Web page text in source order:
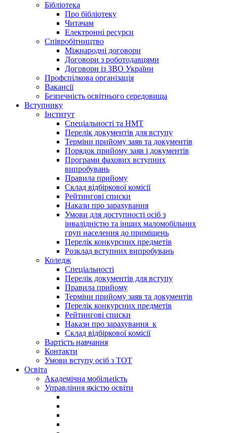
Бібліотека
Про бібліотеку
Читачам
Електронні ресурси
Співробітництво
Міжнародні договори
Договори з роботодавцями
Договори із ЗВО України
Профспілкова організація
Вакансії
Безпечність освітнього середовища
Вступнику
Інститут
Спеціальності та НМТ
Перелік документів для вступу
Терміни прийому заяв та документів
Порядок прийому заяв і документів
Програми фахових вступних
випробувань
Правила прийому
Склад відбіркової комісії
Рейтингові списки
Накази про зарахування
Умови для доступності осіб з
інвалідністю та інших маломобільних
груп населення до приміщень
Перелік конкурсних предметів
Розклад вступних випробувань
Коледж
Спеціальності
Перелік документів для вступу
Правила прийому
Терміни прийому заяв та документів
Перелік конкурсних предметів
Рейтингові списки
Накази про зарахування_к
Склад відбіркової комісії
Вартість навчання
Контакти
Умови вступу осіб з ТОТ
Освіта
Академічна мобільність
Управління якістю освіти